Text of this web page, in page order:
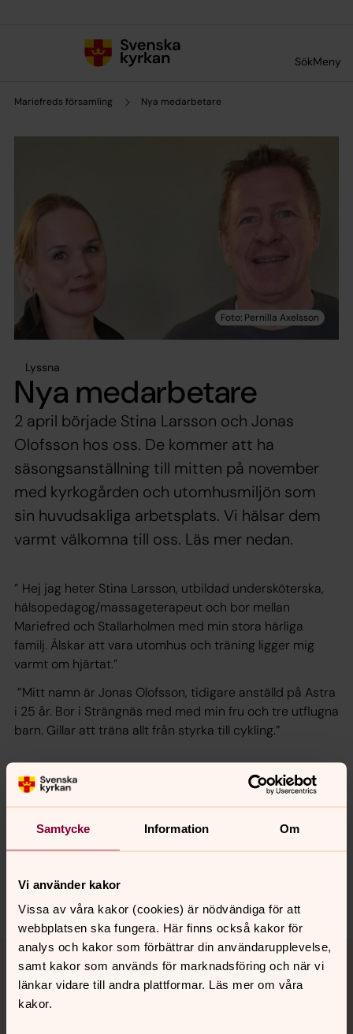
Samtycke Information Om
Vi använder kakor
Vissa av våra kakor (cookies) är nödvändiga för att
webbplatsen ska fungera. Här finns också kakor för
analys och kakor som förbättrar din användarupplevelse,
samt kakor som används för marknadsföring och när vi
länkar vidare till andra plattformar. Läs mer om våra
kakor.
SökMeny
Mariefreds församling Nya medarbetare
Lyssna
Nya medarbetare
2 april började Stina Larsson och Jonas
Olofsson hos oss. De kommer att ha
säsongsanställning till mitten på november
med kyrkogården och utomhusmiljön som
sin huvudsakliga arbetsplats. Vi hälsar dem
varmt välkomna till oss. Läs mer nedan.
” Hej jag heter Stina Larsson, utbildad undersköterska,
hälsopedagog/massageterapeut och bor mellan
Mariefred och Stallarholmen med min stora härliga
familj. Älskar att vara utomhus och träning ligger mig
varmt om hjärtat.”
”Mitt namn är Jonas Olofsson, tidigare anställd på Astra
i 25 år. Bor i Strängnäs med med min fru och tre utflugna
barn. Gillar att träna allt från styrka till cykling.”
Senast ändrad 2 april 2024
Synpunkter eller frågor på sidans
innehåll?
Dela
Tillbaka till toppen
Tillbaka till innehållet